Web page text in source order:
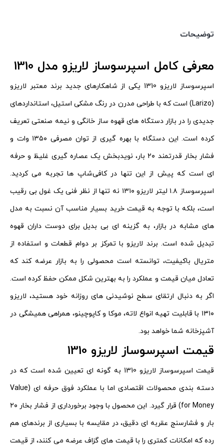
توضیحات
معرفی کامل اسپرسوساز لاریزو مدل 1310
اسپرسوساز لاریزو 1310 یکی از شاهکارهای جدید برند معتبر لاریزو
(Larizo) است که با طراحی مدرن در رنگ مشکی استیل، استانداردهای
جدیدی را در بازار دستگاه های قهوه ساز خانگی و نیمه صنعتی تعریف
کرده است. این دستگاه با بهره گیری از توان مصرفی ۱۳۵۰ وات و
فشار بخار قدرتمند ۲۰ بار، نویدبخش یک عصاره گیری غلیظ و حرفه
ای است که پیش از این تنها در کافی‌شاپ ها تجربه می کردید.
اسپرسوساز ۱.۸ لیتر لاریزو ۱۳۱۰ نه تنها از نظر فنی یک غول بی رقیب
است، بلکه با توجه به قیمت خرید بسیار مناسب آن نسبت به مدل
های مشابه در بازار، به گزینه ای بی بدیل برای دوست داران قهوه
تبدیل شده است. برند لاریزو با تمرکز بر دوام قطعات و استفاده از
متریال باکیفیت، توانسته است محصولی را به بازار عرضه کند که
تعادل میان قیمت و عملکرد را به بهترین شکل ممکن حفظ کرده است.
اگر به دنبال ارتقای سطح نوشیدنی های روزانه خود هستید، لاریزو
۱۳۱۰ با قابلیت تهیه انواع لاته، موکا و کاپوچینو، همراهی همیشگی در
آشپزخانه شما خواهد بود.
قیمت اسپرسوساز لاریزو 1310
قیمت اسپرسوساز لاریزو 1310 به گونه ای تعیین شده است که در
دسته بندی محصولات اقتصادی اما با عملکرد فوق حرفه ای (Value
for Money) قرار گیرد. این محصول با وجود برخورداری از فشار بخار ۲۰
بار و فشارسنج عقربه ای دقیق، در مقایسه با بسیاری از برندهای هم
رده که امکانات کمتری را با قیمت های گزاف عرضه می کنند، از قیمت